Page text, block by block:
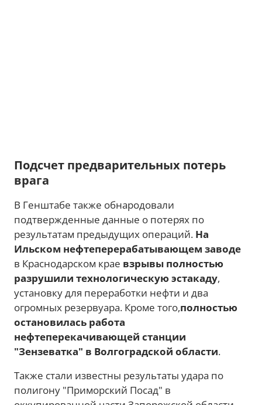
Подсчет предварительных потерь
врага
В Генштабе также обнародовали
подтвержденные данные о потерях по
результатам предыдущих операций. На
Ильском нефтеперерабатывающем заводе
в Краснодарском крае взрывы полностью
разрушили технологическую эстакаду,
установку для переработки нефти и два
огромных резервуара. Кроме того,полностью
остановилась работа
нефтеперекачивающей станции
"Зензеватка" в Волгоградской области.
Также стали известны результаты удара по
полигону "Приморский Посад" в